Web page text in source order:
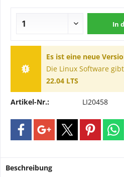
In
Es ist eine neue
Die Linux Software
22.04 LTS
Artikel-Nr.: LI20458
Beschreibung